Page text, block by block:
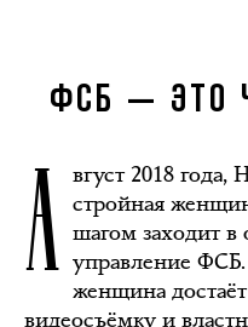
ФСБ — ЭТО
А вгуст 2018
стройная
шагом заходит в
управление
женщина
видеосъёмку и